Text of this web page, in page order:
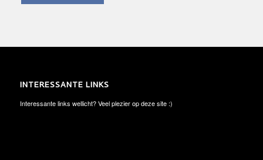
INTERESSANTE LINKS
Interessante links wellicht? Veel plezier op deze site :)